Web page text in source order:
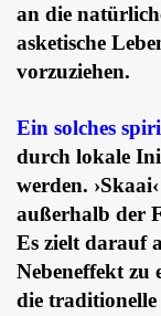
an die
asketische
vorzuziehen.
Ein solches
durch lokale
werden.
außerhalb der
Es zielt darauf
Nebeneffekt zu
die traditionelle